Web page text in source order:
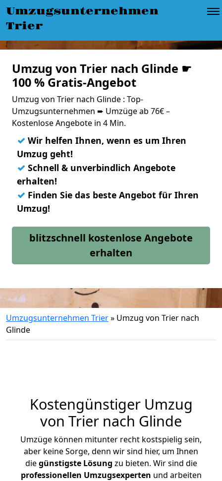
Umzugsunternehmen
Trier
Umzug von Trier nach Glinde ☛
100 % Gratis-Angebot
Umzug von Trier nach Glinde : Top-
Umzugsunternehmen ➨ Umzüge ab 76€ –
Kostenlose Angebote in 4 Min.
✓ Wir helfen Ihnen, wenn es um Ihren
Umzug geht!
✓ Schnell & unverbindlich Angebote
erhalten!
✓ Finden Sie das beste Angebot für Ihren
Umzug!
blitzschnell kostenlose Angebote
erhalten
Umzugsunternehmen Trier» Umzug von Trier nach
Glinde
Kostengünstiger Umzug
von Trier nach Glinde
Umzüge können mitunter recht kostspielig sein,
aber keine Sorge, denn wir sind hier, um Ihnen
diegünstigste Lösung zu bieten. Wir sind die
professionellen Umzugsexperten und arbeiten